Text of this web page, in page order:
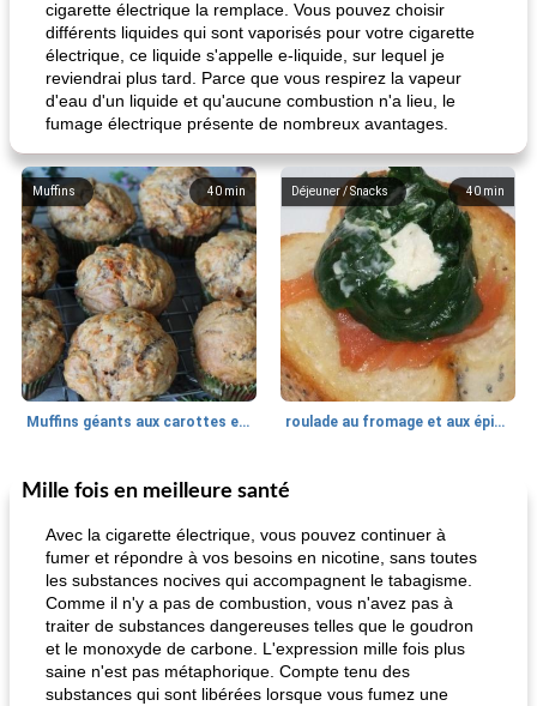
cigarette électrique la remplace. Vous pouvez choisir
différents liquides qui sont vaporisés pour votre cigarette
électrique, ce liquide s'appelle e-liquide, sur lequel je
reviendrai plus tard. Parce que vous respirez la vapeur
d'eau d'un liquide et qu'aucune combustion n'a lieu, le
fumage électrique présente de nombreux avantages.
40 min
Muffins
Muffins géants aux carottes et à la banane de Nif
40 min
Déjeuner / Snacks
roulade au fromage et aux épinards
30min
Marques de confiance: recettes et
Mille fois en meilleure santé
Avec la cigarette électrique, vous pouvez continuer à
fumer et répondre à vos besoins en nicotine, sans toutes
les substances nocives qui accompagnent le tabagisme.
Comme il n'y a pas de combustion, vous n'avez pas à
traiter de substances dangereuses telles que le goudron
et le monoxyde de carbone. L'expression mille fois plus
saine n'est pas métaphorique. Compte tenu des
substances qui sont libérées lorsque vous fumez une